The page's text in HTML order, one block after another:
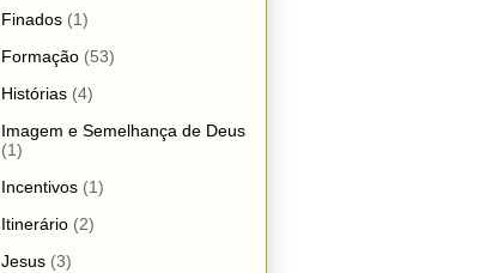
Finados (1)
Formação (53)
Histórias (4)
Imagem e Semelhança de Deus
(1)
Incentivos (1)
Itinerário (2)
Jesus (3)